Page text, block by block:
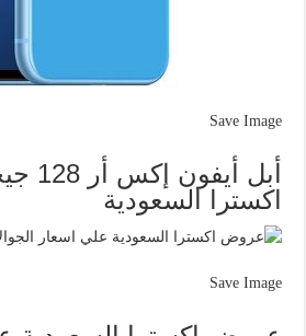
Save Image
أبل
اكسترا السعودية
Save Image